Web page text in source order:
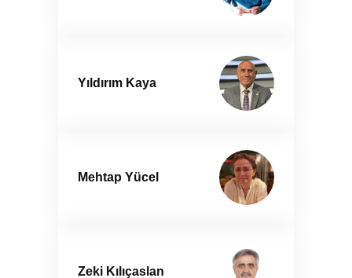
Yıldırım Kaya
Mehtap Yücel
Zeki Kılıçaslan